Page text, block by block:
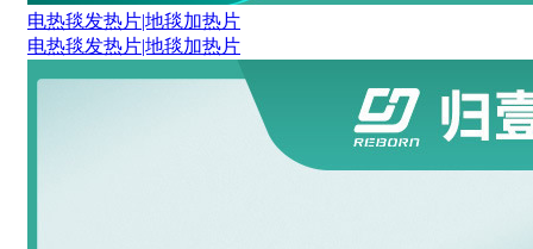
电热毯发热片|地毯加热片
电热毯发热片|地毯加热片